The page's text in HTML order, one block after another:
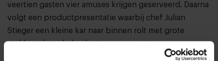
veertien gasten vier amuses krijgen geserveerd. Daarna
volgt een productpresentatie waarbij chef Julian
Stieger een kleine kar naar binnen rolt met grote
stukken vlees, hele planten en groenten en
gefermenteerde producten. Tijdens een korte